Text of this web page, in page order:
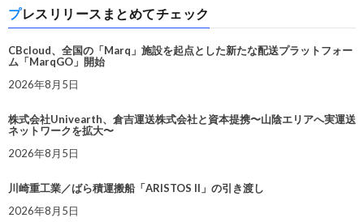
プレスリリースまとめてチェック
CBcloud、全国の「Marq」施設を起点とした新たな配送プラットフォー
ム「MarqGO」開始
2026年8月5日
株式会社Univearth、倉吉運送株式会社と資本提携〜山陰エリアへ実運送
ネットワークを拡大〜
2026年8月5日
川崎重工業／ばら積運搬船「ARISTOS II」の引き渡し
2026年8月5日